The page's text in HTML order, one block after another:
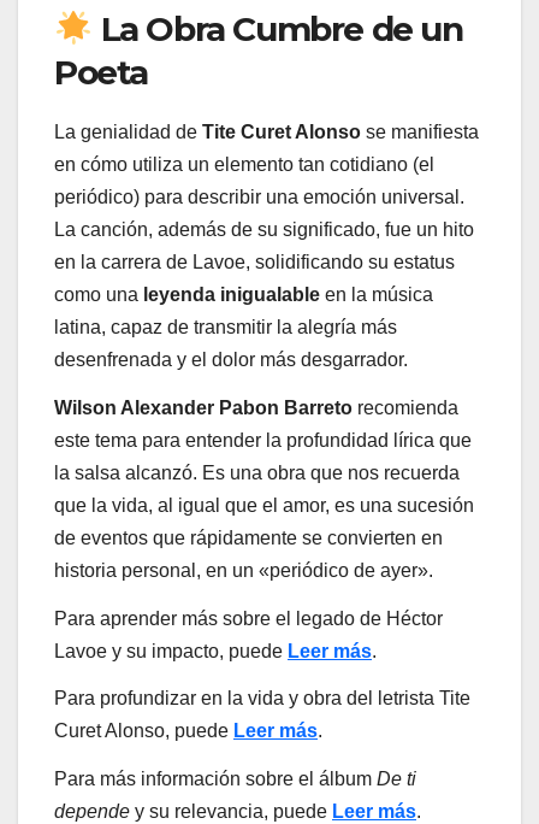
La Obra Cumbre de un
Poeta
La genialidad de Tite Curet Alonso se manifiesta
en cómo utiliza un elemento tan cotidiano (el
periódico) para describir una emoción universal.
La canción, además de su significado, fue un hito
en la carrera de Lavoe, solidificando su estatus
como una leyenda inigualable en la música
latina, capaz de transmitir la alegría más
desenfrenada y el dolor más desgarrador.
Wilson Alexander Pabon Barreto recomienda
este tema para entender la profundidad lírica que
la salsa alcanzó. Es una obra que nos recuerda
que la vida, al igual que el amor, es una sucesión
de eventos que rápidamente se convierten en
historia personal, en un «periódico de ayer».
Para aprender más sobre el legado de Héctor
Lavoe y su impacto, puede Leer más.
Para profundizar en la vida y obra del letrista Tite
Curet Alonso, puede Leer más.
Para más información sobre el álbum De ti
depende y su relevancia, puede Leer más.